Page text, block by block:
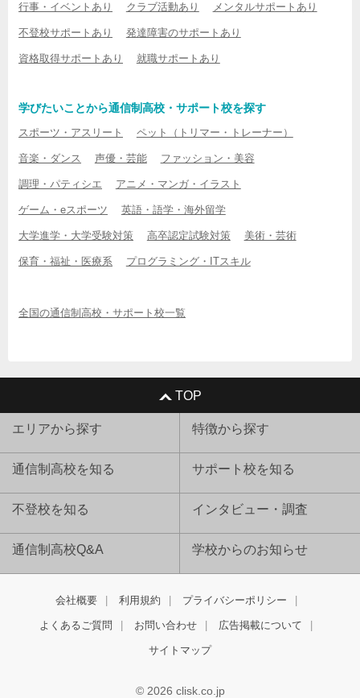
行事・イベントあり クラブ活動あり メンタルサポートあり
不登校サポートあり 発達障害のサポートあり
資格取得サポートあり 就職サポートあり
学びたいことから通信制高校・サポート校を探す
スポーツ・アスリート ペット（トリマー・トレーナー）
音楽・ダンス 声優・芸能 ファッション・美容
調理・パティシエ アニメ・マンガ・イラスト
ゲーム・eスポーツ 英語・語学・海外留学
大学進学・大学受験対策 高卒認定試験対策 美術・芸術
保育・福祉・医療系 プログラミング・ITスキル
全国の通信制高校・サポート校一覧
TOP
エリアから探す 特徴から探す
通信制高校を知る サポート校を知る
不登校を知る インタビュー・調査
通信制高校Q&A 学校からのお知らせ
会社概要 利用規約 プライバシーポリシー
よくあるご質問 お問い合わせ 広告掲載について
サイトマップ
© 2026 clisk.co.jp